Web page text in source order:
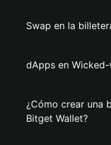
Swap en la
dApps en
¿Cómo crear una
Bitget Wallet?